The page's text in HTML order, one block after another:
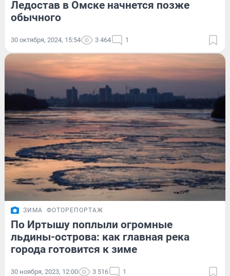
Ледостав в Омске начнется позже
обычного
30 октября, 2024, 15:54 3 464 1
ЗИМА ФОТОРЕПОРТАЖ
По Иртышу поплыли огромные
льдины-острова: как главная река
города готовится к зиме
30 ноября, 2023, 12:00 3 516 1